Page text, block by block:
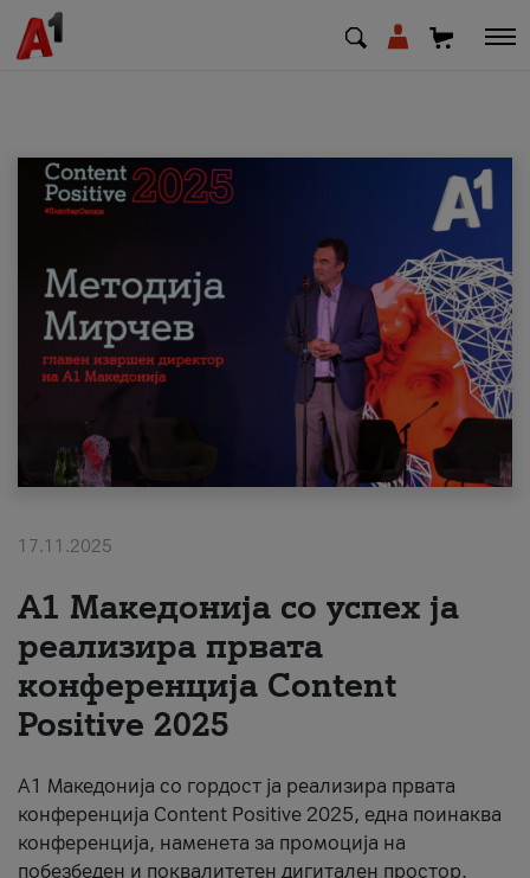
МК EN
Приватни Деловни
Поддршка
Надополни кредит
#ПодобарОнлајн
17.11.2025
А1 Македонија со успех ја
реализира првата
конференција Content
Positive 2025
А1 Македонија со гордост ја реализира првата
конференција Content Positive 2025, една поинаква
конференција, наменета за промоција на
побезбеден и поквалитетен дигитален простор.